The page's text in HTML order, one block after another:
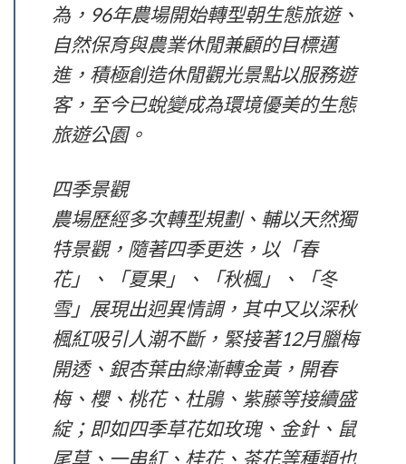
為，96年農場開始轉型朝生態旅遊、
自然保育與農業休閒兼顧的目標邁
進，積極創造休閒觀光景點以服務遊
客，至今已蛻變成為環境優美的生態
旅遊公園。
四季景觀
農場歷經多次轉型規劃、輔以天然獨
特景觀，隨著四季更迭，以「春
花」、「夏果」、「秋楓」、「冬
雪」展現出迥異情調，其中又以深秋
楓紅吸引人潮不斷，緊接著12月臘梅
開透、銀杏葉由綠漸轉金黃，開春
梅、櫻、桃花、杜鵑、紫藤等接續盛
綻；即如四季草花如玫瑰、金針、鼠
尾草、一串紅、桂花、茶花等種類也